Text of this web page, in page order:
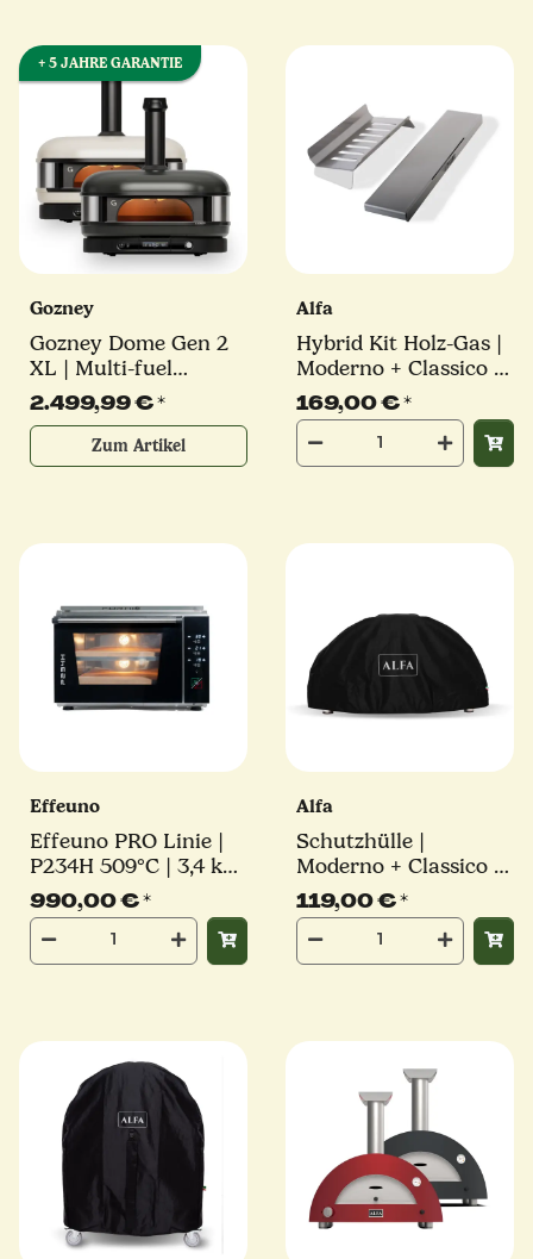
+ 5 JAHRE GARANTIE
Gozney
Gozney Dome Gen 2
XL | Multi-fuel
Pizzaofen | schwarz
oder creme
2.499,99 €*
Zum Artikel
Alfa
Hybrid Kit Holz-Gas |
Moderno + Classico 2
Pizza | Alfa Forni
169,00 €*
Effeuno
Effeuno PRO Linie |
P234H 509°C | 3,4 kW
| 2 Backkammern |
inkl. original Effeuno-
Stein
990,00 €*
Alfa
Schutzhülle |
Moderno + Classico 2
Pizza | Alfa Forni
119,00 €*